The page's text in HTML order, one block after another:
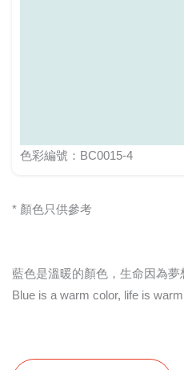
色彩編號：BC0015-4
* 顏色只供參考
藍色是溫暖的顏色，生命因為夢
Blue is a warm color, life is